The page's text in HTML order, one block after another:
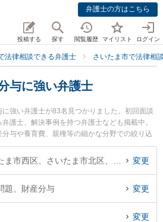
弁護士の方はこちら
投稿する 探す 閲覧履歴 マイリスト ログイン
法律相談できる弁護士 さいたま市で法律相
与に強い弁護士
強い弁護士が83名見つかりました。初回面談
護士、解決事例を持つ弁護士なども掲載中。
与や養育費、親権等の細かな分野での絞り込
士法人KTG 浦和法律事務所の武藤 太平弁護士
織弁護士、弁護士法人プロテクトスタンス 大宮
分与のトラブル解決の実績豊富な近くの弁護
で財産分与を法律相談できるさいたま市内の
お困りの相談者さんにおすすめです。
変更
題、財産分与 変更
変更